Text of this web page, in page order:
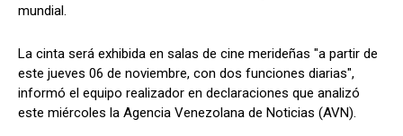
mundial.
La cinta será exhibida en salas de cine merideñas "a partir de
este jueves 06 de noviembre, con dos funciones diarias",
informó el equipo realizador en declaraciones que analizó
este miércoles la Agencia Venezolana de Noticias (AVN).